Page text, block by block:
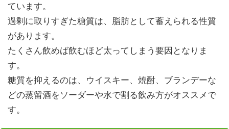
ています。
過剰に取りすぎた糖質は、脂肪として蓄えられる性質
があります。
たくさん飲めば飲むほど太ってしまう要因となりま
す。
糖質を抑えるのは、ウイスキー、焼酎、ブランデーな
どの蒸留酒をソーダーや水で割る飲み方がオススメで
す。